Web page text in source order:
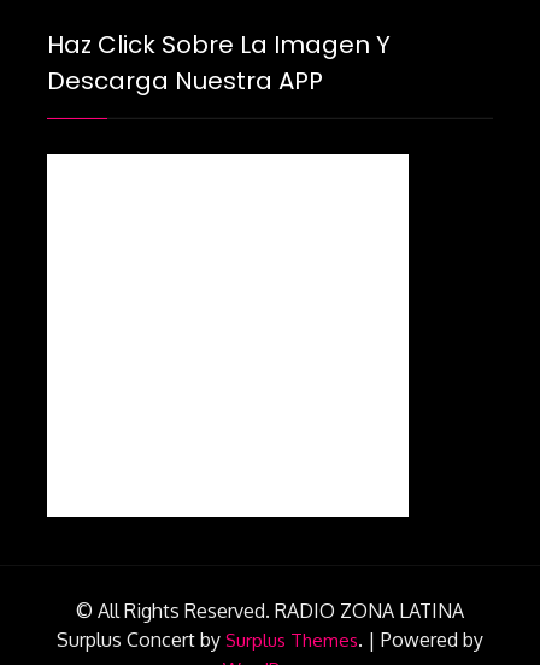
Haz Click Sobre La Imagen Y
Descarga Nuestra APP
© All Rights Reserved. RADIO ZONA LATINA
Surplus Concert by Surplus Themes. | Powered by